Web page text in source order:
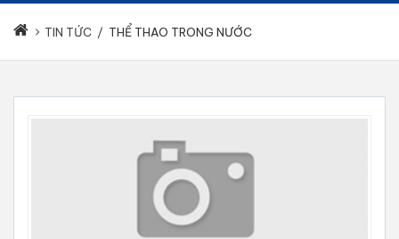
TIN TỨC / THỂ THAO TRONG NƯỚC